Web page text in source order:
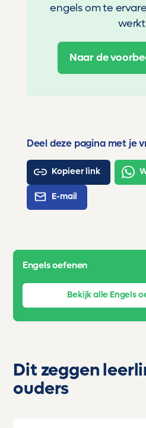
engels om te
Naar de
Deel deze pagina met je
Kopieer link
E-mail
Engels oefenen
Bekijk alle Engels
Dit zeggen
ouders